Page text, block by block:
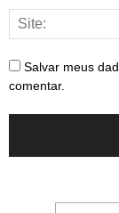
Salvar meus
comentar.